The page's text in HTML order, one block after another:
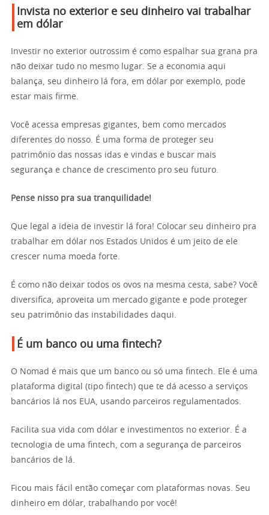
Invista no exterior e seu dinheiro vai trabalhar
em dólar
Investir no exterior outrossim é como espalhar sua grana pra
não deixar tudo no mesmo lugar. Se a economia aqui
balança, seu dinheiro lá fora, em dólar por exemplo, pode
estar mais firme.
Você acessa empresas gigantes, bem como mercados
diferentes do nosso. É uma forma de proteger seu
patrimônio das nossas idas e vindas e buscar mais
segurança e chance de crescimento pro seu futuro.
Pense nisso pra sua tranquilidade!
Que legal a ideia de investir lá fora! Colocar seu dinheiro pra
trabalhar em dólar nos Estados Unidos é um jeito de ele
crescer numa moeda forte.
É como não deixar todos os ovos na mesma cesta, sabe? Você
diversifica, aproveita um mercado gigante e pode proteger
seu patrimônio das instabilidades daqui.
É um banco ou uma fintech?
O Nomad é mais que um banco ou só uma fintech. Ele é uma
plataforma digital (tipo fintech) que te dá acesso a serviços
bancários lá nos EUA, usando parceiros regulamentados.
Facilita sua vida com dólar e investimentos no exterior. É a
tecnologia de uma fintech, com a segurança de parceiros
bancários de lá.
Ficou mais fácil então começar com plataformas novas. Seu
dinheiro em dólar, trabalhando por você!